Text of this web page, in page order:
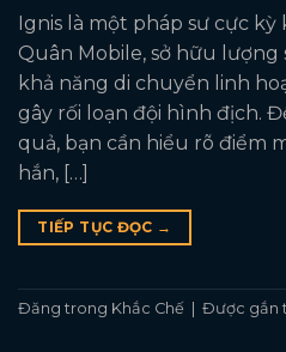
Ignis là một pháp sư cực
Quân Mobile, sở hữu
khả năng di chuyển linh
gây rối loạn đội hình địch.
quả, bạn cần hiểu rõ điểm
hắn, […]
TIẾP TỤC ĐỌC →
Đăng trong Khắc Chế Được gắn